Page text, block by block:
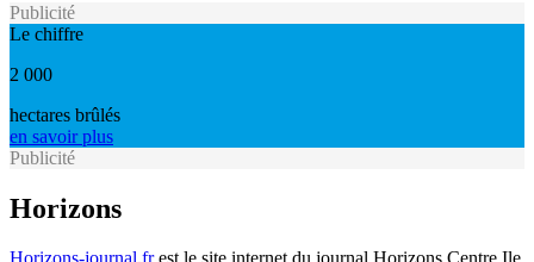
Publicité
Le chiffre
2 000
hectares brûlés
en savoir plus
Publicité
Horizons